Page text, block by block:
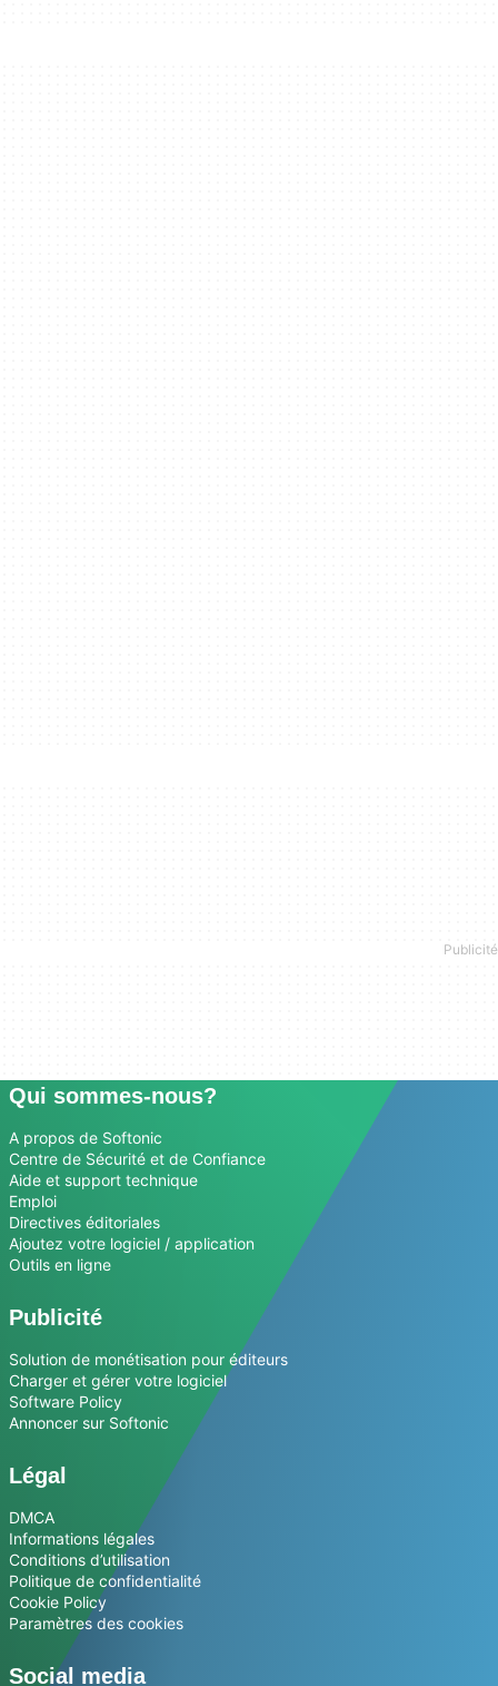
Qui sommes-nous?
A propos de Softonic
Centre de Sécurité et de Confiance
Aide et support technique
Emploi
Directives éditoriales
Ajoutez votre logiciel / application
Outils en ligne
Publicité
Solution de monétisation pour éditeurs
Charger et gérer votre logiciel
Software Policy
Annoncer sur Softonic
Légal
DMCA
Informations légales
Conditions d’utilisation
Politique de confidentialité
Cookie Policy
Paramètres des cookies
Social media